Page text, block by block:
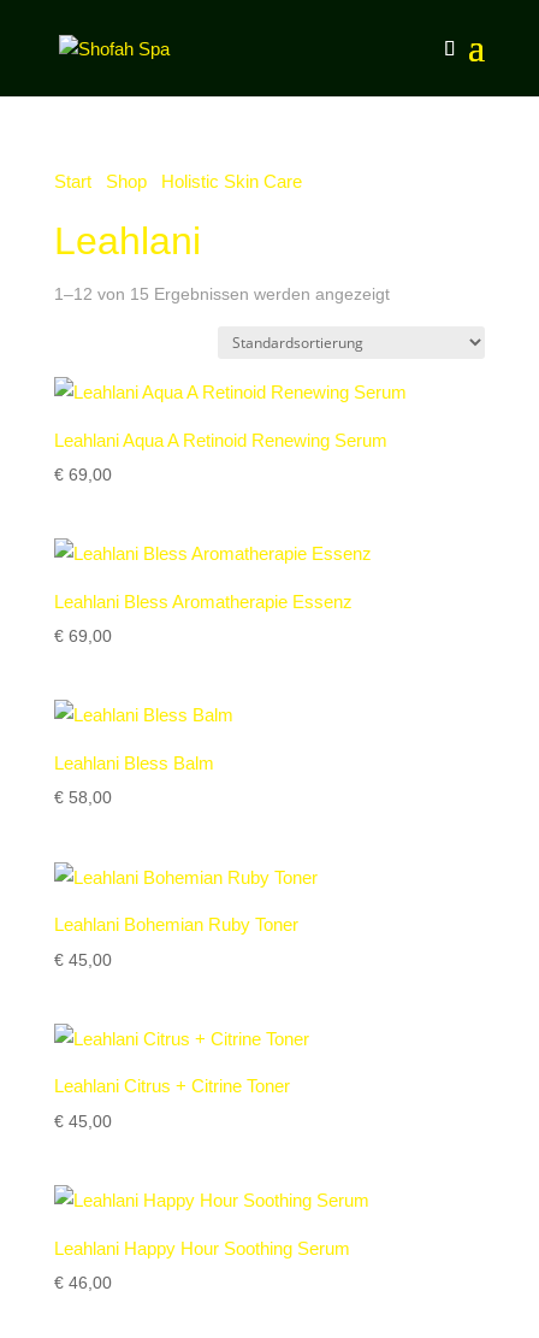
Start/ Shop/ Holistic Skin Care/ Leahlani
Leahlani
1–12 von 15 Ergebnissen werden angezeigt
Leahlani Aqua A Retinoid Renewing Serum
€69,00
Leahlani Bless Aromatherapie Essenz
€69,00
Leahlani Bless Balm
€58,00
Leahlani Bohemian Ruby Toner
€45,00
Leahlani Citrus + Citrine Toner
€45,00
Leahlani Happy Hour Soothing Serum
€46,00